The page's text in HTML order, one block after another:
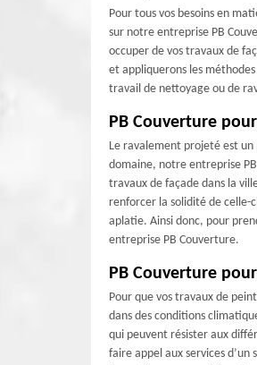
Pour tous vos besoins en
sur notre entreprise PB
occuper de vos travaux de
et appliquerons les méthodes
travail de nettoyage ou de
PB Couverture
Le ravalement projeté est un
domaine, notre entreprise
travaux de façade dans la
renforcer la solidité de celle-
aplatie. Ainsi donc, pour
entreprise PB Couverture.
PB Couverture
Pour que vos travaux de
dans des conditions
qui peuvent résister aux
faire appel aux services